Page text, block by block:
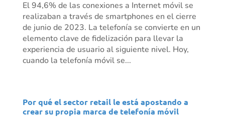
El 94,6% de las conexiones a Internet móvil se
realizaban a través de smartphones en el cierre
de junio de 2023. La telefonía se convierte en un
elemento clave de fidelización para llevar la
experiencia de usuario al siguiente nivel. Hoy,
cuando la telefonía móvil se...
Por qué el sector retail le está apostando a
crear su propia marca de telefonía móvil